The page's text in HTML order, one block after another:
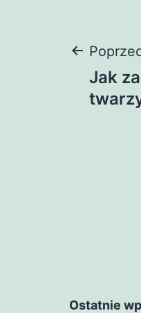
Jak
Ostatnie